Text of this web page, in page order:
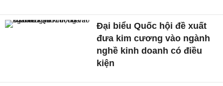
Đại biểu Quốc hội đề xuất
đưa kim cương vào ngành
nghề kinh doanh có điều
kiện